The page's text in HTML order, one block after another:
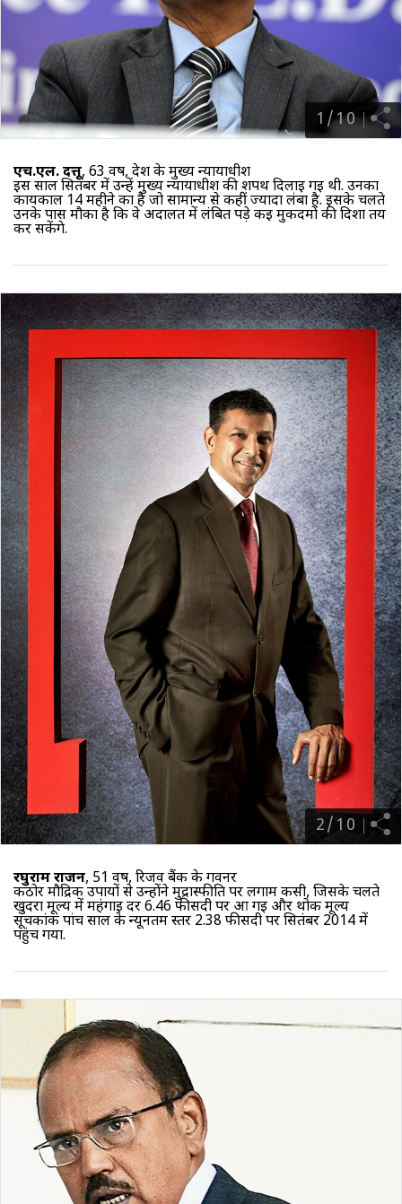
1 /10
एच.एल. दत्तू, 63 वर्ष, देश के मुख्य न्यायाधीश
इस साल सितंबर में उन्हें मुख्य न्यायाधीश की शपथ दिलाई गई थी. उनका
कार्यकाल 14 महीने का है जो सामान्य से कहीं ज्यादा लंबा है. इसके चलते
उनके पास मौका है कि वे अदालत में लंबित पड़े कई मुकदमों की दिशा तय
कर सकेंगे.
2/ 10
रघुराम राजन, 51 वर्ष, रिजर्व बैंक के गवर्नर
कठोर मौद्रिक उपायों से उन्होंने मुद्रास्फीति पर लगाम कसी, जिसके चलते
खुदरा मूल्य में महंगाई दर 6.46 फीसदी पर आ गई और थोक मूल्य
सूचकांक पांच साल के न्यूनतम स्तर 2.38 फीसदी पर सितंबर 2014 में
पहुंच गया.